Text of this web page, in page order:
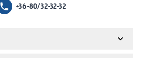
+36-80/32-32-32